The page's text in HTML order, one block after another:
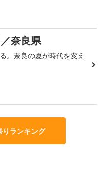
奈良県
。奈良の夏が時代を変え
りランキング